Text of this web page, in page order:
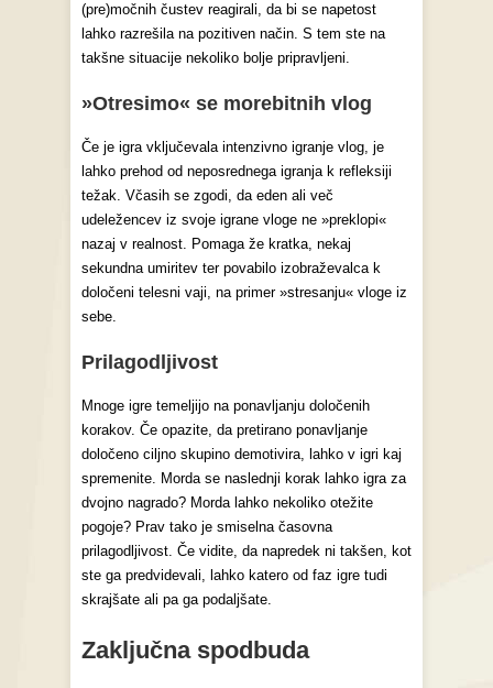
(pre)močnih čustev reagirali, da bi se napetost
lahko razrešila na pozitiven način. S tem ste na
takšne situacije nekoliko bolje pripravljeni.
»Otresimo« se morebitnih vlog
Če je igra vključevala intenzivno igranje vlog, je
lahko prehod od neposrednega igranja k refleksiji
težak. Včasih se zgodi, da eden ali več
udeležencev iz svoje igrane vloge ne »preklopi«
nazaj v realnost. Pomaga že kratka, nekaj
sekundna umiritev ter povabilo izobraževalca k
določeni telesni vaji, na primer »stresanju« vloge iz
sebe.
Prilagodljivost
Mnoge igre temeljijo na ponavljanju določenih
korakov. Če opazite, da pretirano ponavljanje
določeno ciljno skupino demotivira, lahko v igri kaj
spremenite. Morda se naslednji korak lahko igra za
dvojno nagrado? Morda lahko nekoliko otežite
pogoje? Prav tako je smiselna časovna
prilagodljivost. Če vidite, da napredek ni takšen, kot
ste ga predvidevali, lahko katero od faz igre tudi
skrajšate ali pa ga podaljšate.
Zaključna spodbuda